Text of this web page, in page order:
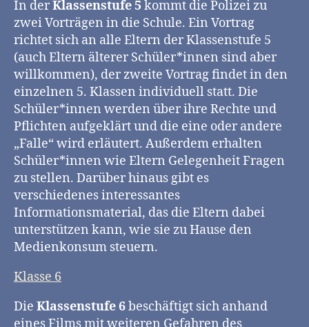
In derKlassenstufe 5 kommt die Polizei zu
zwei Vorträgen in die Schule. Ein Vortrag
richtet sich an alle Eltern der Klassenstufe 5
(auch Eltern älterer Schüler*innen sind aber
willkommen), der zweite Vortrag findet in den
einzelnen 5. Klassen individuell statt. Die
Schüler*innen werden über ihre Rechte und
Pflichten aufgeklärt und die eine oder andere
„Falle“ wird erläutert. Außerdem erhalten
Schüler*innen wie Eltern Gelegenheit Fragen
zu stellen. Darüber hinaus gibt es
verschiedenes interessantes
Informationsmaterial, das die Eltern dabei
unterstützen kann, wie sie zu Hause den
Medienkonsum steuern.
Klasse 6
Die Klassenstufe 6beschäftigt sich anhand